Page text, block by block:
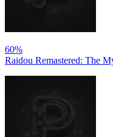
60%
Raidou Remastered: The